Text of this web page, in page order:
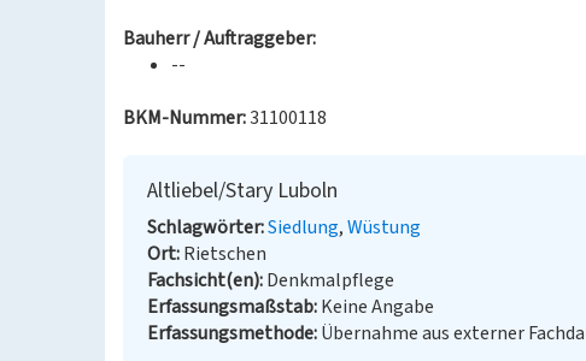
Bauherr / Auftraggeber:
--
BKM-Nummer:31100118
Altliebel/Stary Luboln
Schlagwörter Siedlung Wüstung
Ort Rietschen
Fachsicht(en) Denkmalpflege
Erfassungsmaßstab Keine Angabe
Erfassungsmethode Übernahme aus externer